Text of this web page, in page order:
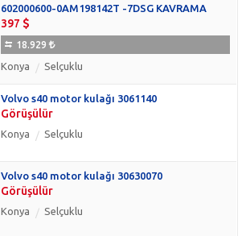
602000600-0AM198142T -7DSG KAVRAMA
397
18.929
Konya Selçuklu
Volvo s40 motor kulağı 3061140
Görüşülür
Konya Selçuklu
Volvo s40 motor kulağı 30630070
Görüşülür
Konya Selçuklu